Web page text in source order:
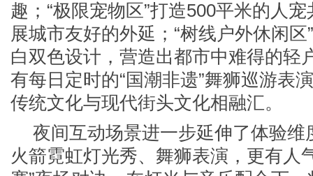
趣；“极限宠物区”打造500平米的人
展城市友好的外延；“树线户外休闲
白双色设计，营造出都市中难得的轻
有每日定时的“国潮非遗”舞狮巡游表
传统文化与现代街头文化相融汇。
夜间互动场景进一步延伸了体验维
火箭霓虹灯光秀、舞狮表演，更有人